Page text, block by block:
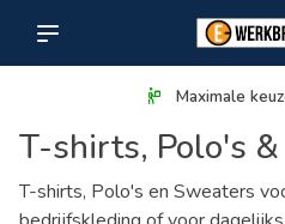
Maximale
T-shirts, Polo's
T-shirts, Polo's en Sweaters